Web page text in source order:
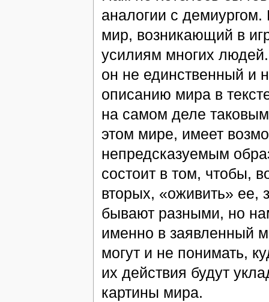
аналогии с демиургом.
мир, возникающий в
усилиям многих
он не единственный и
описанию мира в
на самом деле
этом мире, имеет
непредсказуемым
состоит в том, чтобы,
вторых, «оживить» ее,
бывают разными, но
именно в заявленный
могут и не понимать,
их действия будут
картины мира.